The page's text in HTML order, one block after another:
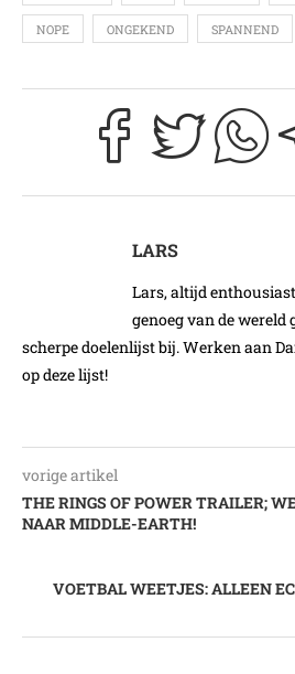
NOPE ONGEKEND SPANNEND
LARS
Lars, altijd
genoeg van de wereld
scherpe doelenlijst bij. Werken aan
op deze lijst!
vorige artikel
THE RINGS OF POWER TRAILER;
NAAR MIDDLE-EARTH!
VOETBAL WEETJES: ALLEEN